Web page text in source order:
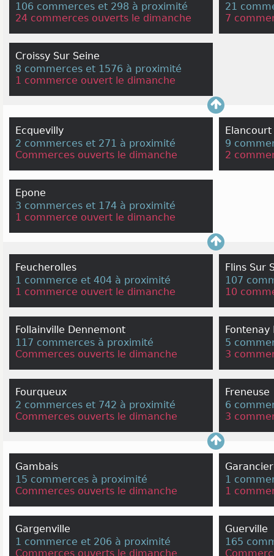
106 commerces et 298 à proximité
24 commerces ouverts le dimanche
21
7
Croissy Sur Seine
8 commerces et 1576 à proximité
1 commerce ouvert le dimanche
Ecquevilly
2 commerces et 271 à proximité
Commerces ouverts le dimanche
Elancourt
9
2
Epone
3 commerces et 174 à proximité
1 commerce ouvert le dimanche
Feucherolles
1 commerce et 404 à proximité
1 commerce ouvert le dimanche
Flins Sur
107
10
Follainville Dennemont
117 commerces à proximité
Commerces ouverts le dimanche
Fontenay
5
3
Fourqueux
2 commerces et 742 à proximité
Commerces ouverts le dimanche
Freneuse
6
3
Gambais
15 commerces à proximité
Commerces ouverts le dimanche
1
1
Gargenville
1 commerce et 206 à proximité
Commerces ouverts le dimanche
Guerville
165